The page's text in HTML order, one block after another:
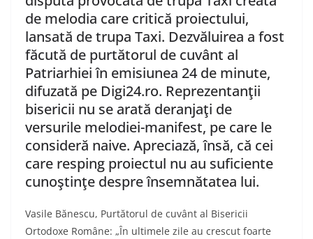
de melodia care critică proiectului,
lansată de trupa Taxi. Dezvăluirea a fost
făcută de purtătorul de cuvânt al
Patriarhiei în emisiunea 24 de minute,
difuzată pe Digi24.ro. Reprezentanţii
bisericii nu se arată deranjaţi de
versurile melodiei-manifest, pe care le
consideră naive. Apreciază, însă, că cei
care resping proiectul nu au suficiente
cunoştinţe despre însemnătatea lui.
Vasile Bănescu, Purtătorul de cuvânt al Bisericii
Ortodoxe Române: „În ultimele zile au crescut foarte